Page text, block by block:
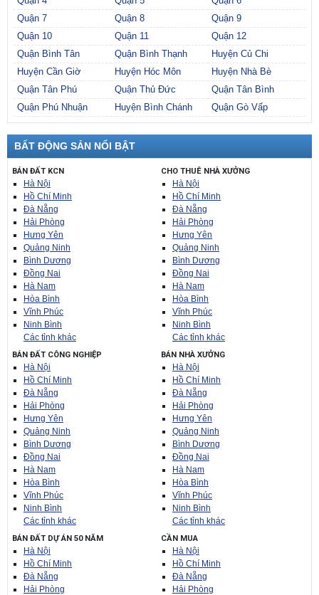
Quận 7
Quận 8
Quận 9
Quận 10
Quận 11
Quận 12
Quận Bình Tân
Quận Bình Thạnh
Huyện Củ Chi
Huyện Cần Giờ
Huyện Hóc Môn
Huyện Nhà Bè
Quận Tân Phú
Quận Thủ Đức
Quận Tân Bình
Quận Phú Nhuận
Huyện Bình Chánh Quận Gò Vấp
BẤT ĐỘNG SẢN NỔI BẬT
BÁN ĐẤT KCN
Hà Nội
Hồ Chí Minh
Đà Nẵng
Hải Phòng
Hưng Yên
Quảng Ninh
Bình Dương
Đồng Nai
Hà Nam
Hòa Bình
Vĩnh Phúc
Ninh Bình
Các tỉnh khác
CHO THUÊ NHÀ XƯỞNG
Hà Nội
Hồ Chí Minh
Đà Nẵng
Hải Phòng
Hưng Yên
Quảng Ninh
Bình Dương
Đồng Nai
Hà Nam
Hòa Bình
Vĩnh Phúc
Ninh Bình
Các tỉnh khác
BÁN ĐẤT CÔNG NGHIỆP
Hà Nội
Hồ Chí Minh
Đà Nẵng
Hải Phòng
Hưng Yên
Quảng Ninh
Bình Dương
Đồng Nai
Hà Nam
Hòa Bình
Vĩnh Phúc
Ninh Bình
Các tỉnh khác
BÁN NHÀ XƯỞNG
Hà Nội
Hồ Chí Minh
Đà Nẵng
Hải Phòng
Hưng Yên
Quảng Ninh
Bình Dương
Đồng Nai
Hà Nam
Hòa Bình
Vĩnh Phúc
Ninh Bình
Các tỉnh khác
BÁN ĐẤT DỰ ÁN 50 NĂM
Hà Nội
Hồ Chí Minh
Đà Nẵng
Hải Phòng
CẦN MUA
Hà Nội
Hồ Chí Minh
Đà Nẵng
Hải Phòng